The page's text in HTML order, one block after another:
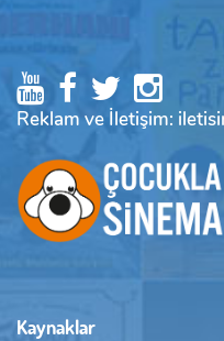
Reklam ve İletişim:
Kaynaklar